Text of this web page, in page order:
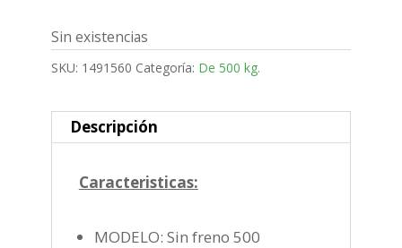
Sin existencias
SKU: 1491560 Categoría: De 500 kg.
Descripción
Caracteristicas:
MODELO: Sin freno 500